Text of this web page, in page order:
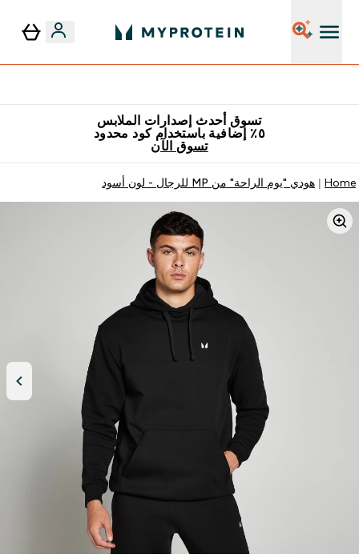
تسوق أحدث إصدارات الملابس
٥٪ إضافية باستخدام كود محدود
تسوق الآن
Home هودي "يوم الراحة" من MP للرجال - لون أسود